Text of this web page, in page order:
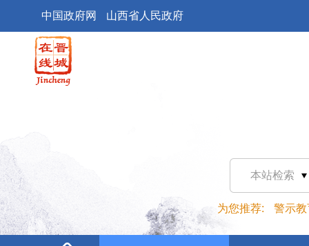
中国政府网 山西省人民政府
本站检索
为您推荐: 警示教